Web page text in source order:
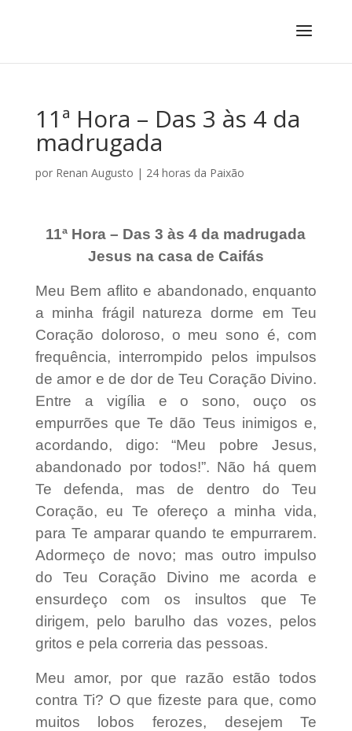
11ª Hora – Das 3 às 4 da
madrugada
por Renan Augusto | 24 horas da Paixão
11ª Hora – Das 3 às 4 da madrugada
Jesus na casa de Caifás
Meu Bem aflito e abandonado, enquanto
a minha frágil natureza dorme em Teu
Coração doloroso, o meu sono é, com
frequência, interrompido pelos impulsos
de amor e de dor de Teu Coração Divino.
Entre a vigília e o sono, ouço os
empurrões que Te dão Teus inimigos e,
acordando, digo: “Meu pobre Jesus,
abandonado por todos!”. Não há quem
Te defenda, mas de dentro do Teu
Coração, eu Te ofereço a minha vida,
para Te amparar quando te empurrarem.
Adormeço de novo; mas outro impulso
do Teu Coração Divino me acorda e
ensurdeço com os insultos que Te
dirigem, pelo barulho das vozes, pelos
gritos e pela correria das pessoas.
Meu amor, por que razão estão todos
contra Ti? O que fizeste para que, como
muitos lobos ferozes, desejem Te